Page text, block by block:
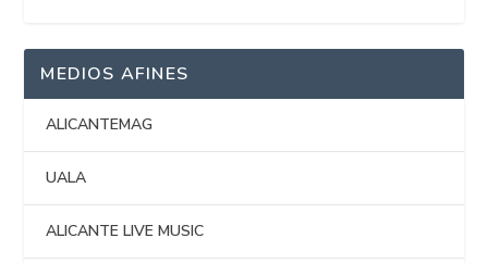
MEDIOS AFINES
ALICANTEMAG
UALA
ALICANTE LIVE MUSIC